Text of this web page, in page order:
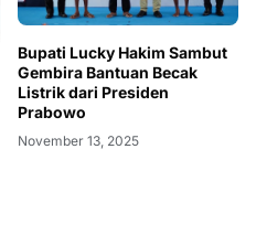
Bupati Lucky Hakim Sambut
Gembira Bantuan Becak
Listrik dari Presiden
Prabowo
November 13, 2025